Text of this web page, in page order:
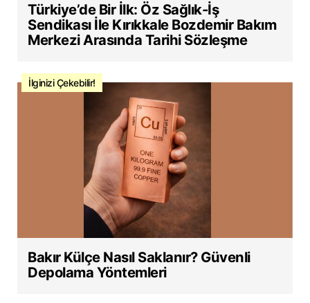
Türkiye’de Bir İlk: Öz Sağlık-İş
Sendikası İle Kırıkkale Bozdemir Bakım
Merkezi Arasında Tarihi Sözleşme
İlginizi Çekebilir!
Bakır Külçe Nasıl Saklanır? Güvenli
Depolama Yöntemleri